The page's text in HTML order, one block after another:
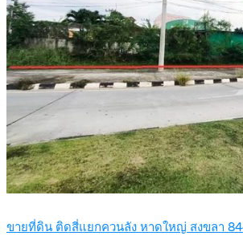
ขายที่ดิน ติดสี่แยกควนลัง หาดใหญ่ สงขลา